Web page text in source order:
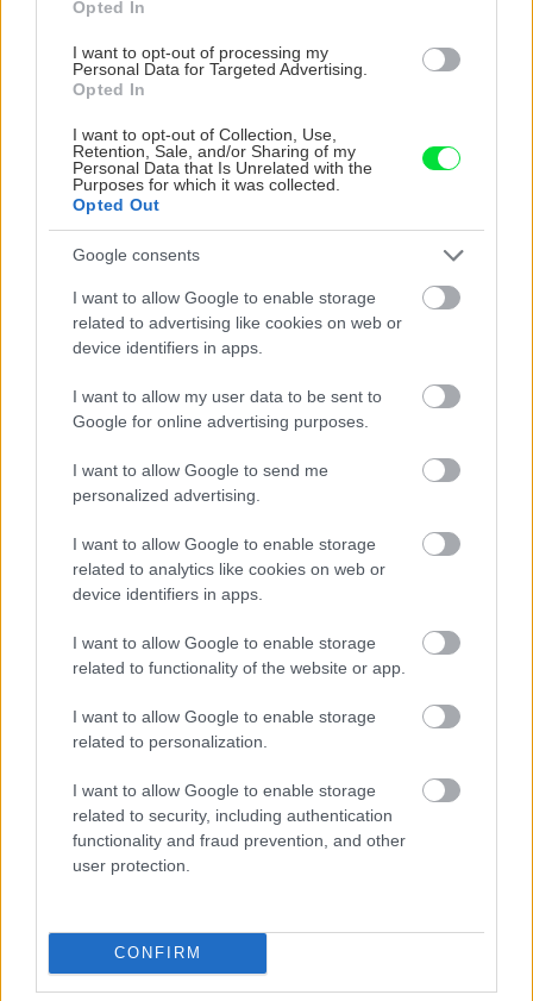
Opted In
I want to opt-out of processing my
Personal Data for Targeted Advertising.
Opted In
I want to opt-out of Collection, Use,
Retention, Sale, and/or Sharing of my
Personal Data that Is Unrelated with the
Purposes for which it was collected.
Opted Out
Google consents
I want to allow Google to enable storage
related to advertising like cookies on web or
device identifiers in apps.
I want to allow my user data to be sent to
Google for online advertising purposes.
I want to allow Google to send me
personalized advertising.
I want to allow Google to enable storage
related to analytics like cookies on web or
device identifiers in apps.
I want to allow Google to enable storage
related to functionality of the website or app.
I want to allow Google to enable storage
related to personalization.
I want to allow Google to enable storage
related to security, including authentication
functionality and fraud prevention, and other
user protection.
CONFIRM
■ Superpohodlné bývanie
■ Vhodnou tarifou elektriny a plynu sa dá
ušetriť
Ekonomická a ekologická výstavba
■ So správnou energiou
Záhrada
■ Vonkajšie schody s obkladom z betónových
platní
Komentovať Zdieľať
Aktuality
SÚVISIACE